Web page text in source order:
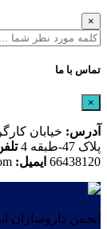
×
تماس با ما
×
آدرس: خیابان
پلاک 47-طبقه 4
66438120 ایمیل:
انجمن داروسازان